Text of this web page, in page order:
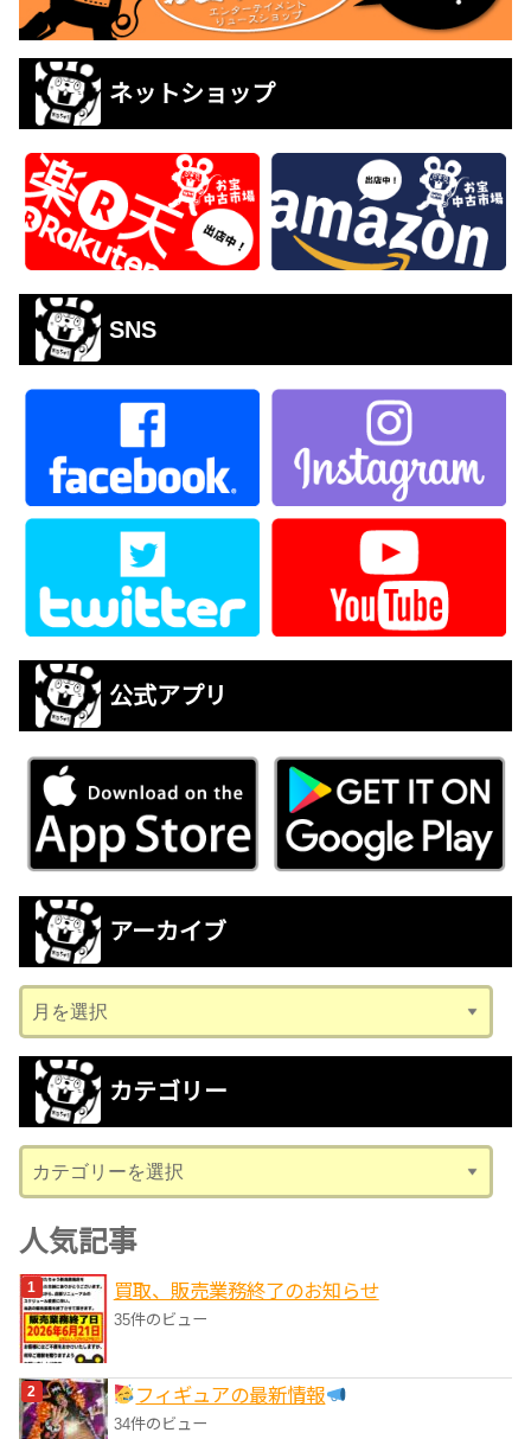
ネットショップ
SNS
公式アプリ
アーカイブ
ー
カ
ブ
カテゴリー
テ
ゴ
リ
ー
人気記事
買取、販売業務終了のお知らせ
35件のビュー
フィギュアの最新情報
34件のビュー